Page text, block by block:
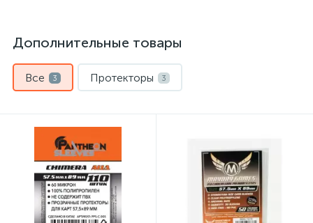
Дополнительные товары
Все 3 Протекторы 3